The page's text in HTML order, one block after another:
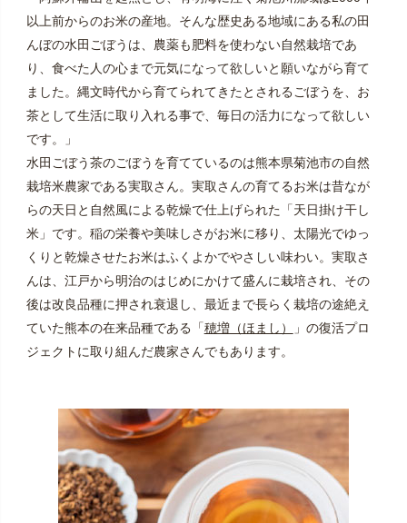
以上前からのお米の産地。そんな歴史ある地域にある私の田
んぼの水田ごぼうは、農薬も肥料を使わない自然栽培であ
り、食べた人の心まで元気になって欲しいと願いながら育て
ました。縄文時代から育てられてきたとされるごぼうを、お
茶として生活に取り入れる事で、毎日の活力になって欲しい
です。」
水田ごぼう茶のごぼうを育てているのは熊本県菊池市の自然
栽培米農家である実取さん。実取さんの育てるお米は昔なが
らの天日と自然風による乾燥で仕上げられた「天日掛け干し
米」です。稲の栄養や美味しさがお米に移り、太陽光でゆっ
くりと乾燥させたお米はふくよかでやさしい味わい。実取さ
んは、江戸から明治のはじめにかけて盛んに栽培され、その
後は改良品種に押され衰退し、最近まで長らく栽培の途絶え
ていた熊本の在来品種である「穂増（ほまし）
」の復活プロ
ジェクトに取り組んだ農家さんでもあります。